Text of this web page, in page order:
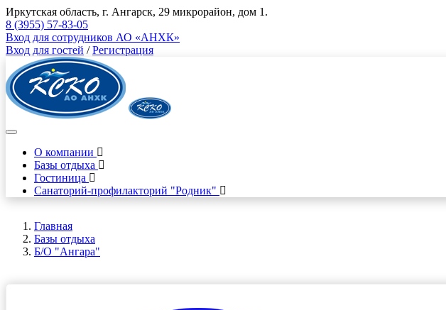
Иркутская область, г. Ангарск, 29 микрорайон, дом 1.
8 (3955) 57-83-05
Вход для сотрудников АО «АНХК»
Вход для гостей /Регистрация
О компании
Базы отдыха
Гостиница
Санаторий-профилакторий "Родник"
Главная
Базы отдыха
Б/О "Ангара"